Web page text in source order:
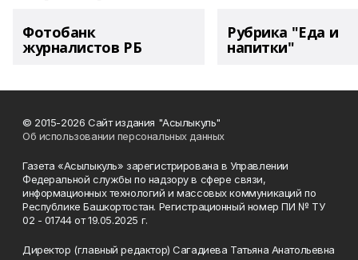
Фотобанк
журналистов РБ
Рубрика "Еда и
напитки"
© 2015-2026 Сайт издания "Асылыкуль"
Об использовании персональных данных
Газета «Асылыкуль» зарегистрирована в Управлении
Федеральной службы по надзору в сфере связи,
информационных технологий и массовых коммуникаций по
Республике Башкортостан. Регистрационный номер ПИ № ТУ
02 - 01744 от 19.05.2025 г.
Директор (главный редактор) Сагадиева Татьяна Анатольевна